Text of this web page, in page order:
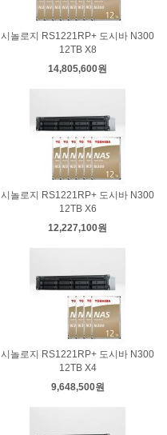
시놀로지 RS1221RP+ 도시바 N300
12TB X8
14,805,600원
시놀로지 RS1221RP+ 도시바 N300
12TB X6
12,227,100원
시놀로지 RS1221RP+ 도시바 N300
12TB X4
9,648,500원